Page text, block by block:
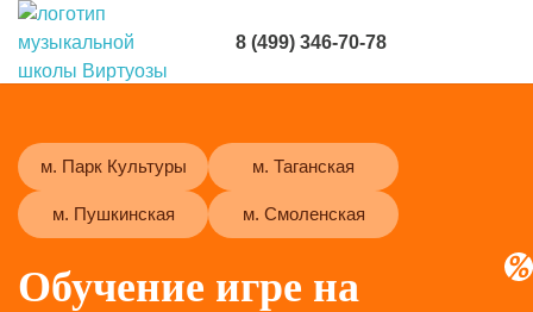
8 (499) 346-70-78
м. Парк Культуры м. Таганская
м. Пушкинская м. Смоленская
Обучение игре на